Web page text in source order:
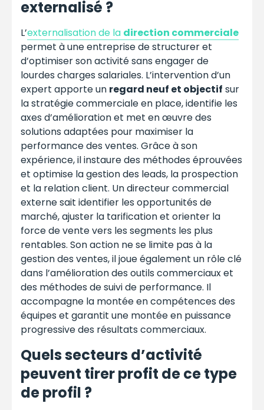
externalisé ?
L’externalisation de la direction commerciale
permet à une entreprise de structurer et
d’optimiser son activité sans engager de
lourdes charges salariales. L’intervention d’un
expert apporte un regard neuf et objectif sur
la stratégie commerciale en place, identifie les
axes d’amélioration et met en œuvre des
solutions adaptées pour maximiser la
performance des ventes. Grâce à son
expérience, il instaure des méthodes éprouvées
et optimise la gestion des leads, la prospection
et la relation client. Un directeur commercial
externe sait identifier les opportunités de
marché, ajuster la tarification et orienter la
force de vente vers les segments les plus
rentables. Son action ne se limite pas à la
gestion des ventes, il joue également un rôle clé
dans l’amélioration des outils commerciaux et
des méthodes de suivi de performance. Il
accompagne la montée en compétences des
équipes et garantit une montée en puissance
progressive des résultats commerciaux.
Quels secteurs d’activité
peuvent tirer profit de ce type
de profil ?